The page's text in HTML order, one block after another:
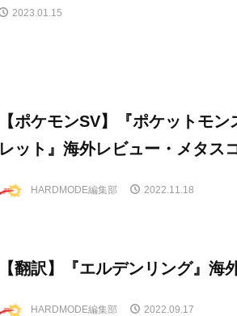
2023.01.15
【ポケモンSV】『ポケットモ
レット』海外レビュー・メタス
HARDMODE編集部 2022.11.18
【翻訳】『エルデンリング』海
HARDMODE編集部 2022.09.17